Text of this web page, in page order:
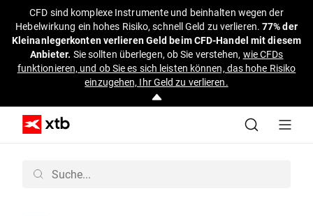
CFD sind komplexe Instrumente und beinhalten wegen der
Hebelwirkung ein hohes Risiko, schnell Geld zu verlieren.77% der
Kleinanlegerkonten verlieren Geld beim CFD-Handel mit diesem
Anbieter. Sie sollten überlegen, ob Sie verstehen, wie CFDs
funktionieren, und ob Sie es sich leisten können, das hohe Risiko
einzugehen, Ihr Geld zu verlieren.